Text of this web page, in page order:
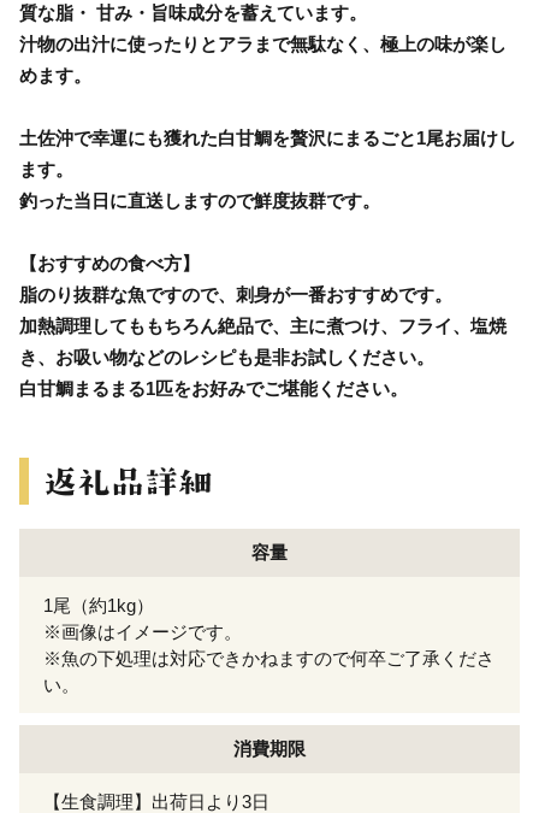
質な脂・ 甘み・旨味成分を蓄えています。
汁物の出汁に使ったりとアラまで無駄なく、極上の味が楽し
めます。
土佐沖で幸運にも獲れた白甘鯛を贅沢にまるごと1尾お届けし
ます。
釣った当日に直送しますので鮮度抜群です。
【おすすめの食べ方】
脂のり抜群な魚ですので、刺身が一番おすすめです。
加熱調理してももちろん絶品で、主に煮つけ、フライ、塩焼
き、お吸い物などのレシピも是非お試しください。
白甘鯛まるまる1匹をお好みでご堪能ください。
容量
1尾（約1kg）
※画像はイメージです。
※魚の下処理は対応できかねますので何卒ご了承くださ
い。
消費期限
【生食調理】出荷日より3日